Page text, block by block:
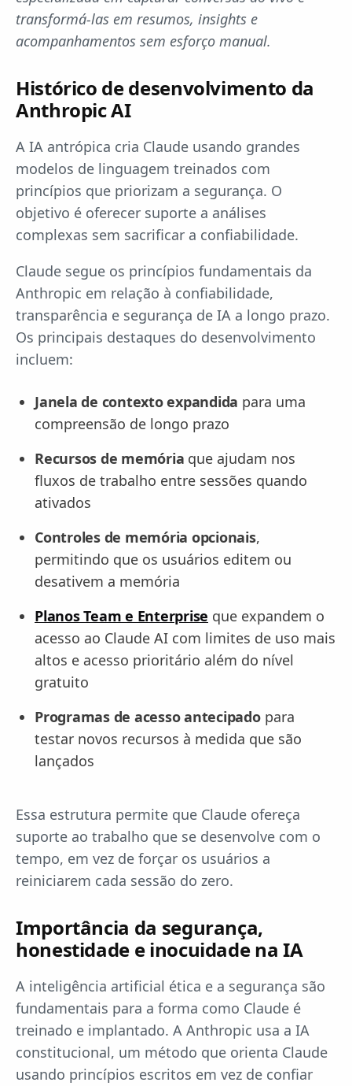
transformá-las em resumos, insights e
acompanhamentos sem esforço manual.
Histórico de desenvolvimento da
Anthropic AI
A IA antrópica cria Claude usando grandes
modelos de linguagem treinados com
princípios que priorizam a segurança. O
objetivo é oferecer suporte a análises
complexas sem sacrificar a confiabilidade.
Claude segue os princípios fundamentais da
Anthropic em relação à confiabilidade,
transparência e segurança de IA a longo prazo.
Os principais destaques do desenvolvimento
incluem:
Janela de contexto expandida para uma
compreensão de longo prazo
Recursos de memória que ajudam nos
fluxos de trabalho entre sessões quando
ativados
Controles de memória opcionais,
permitindo que os usuários editem ou
desativem a memória
Planos Team e Enterprise que expandem o
acesso ao Claude AI com limites de uso mais
altos e acesso prioritário além do nível
gratuito
Programas de acesso antecipadopara
testar novos recursos à medida que são
lançados
Essa estrutura permite que Claude ofereça
suporte ao trabalho que se desenvolve com o
tempo, em vez de forçar os usuários a
reiniciarem cada sessão do zero.
Importância da segurança,
honestidade e inocuidade na IA
A inteligência artificial ética e a segurança são
fundamentais para a forma como Claude é
treinado e implantado. A Anthropic usa a IA
constitucional, um método que orienta Claude
usando princípios escritos em vez de confiar